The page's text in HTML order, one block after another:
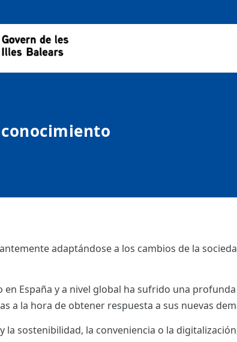
adaptándose a los cambios de la
España y a nivel global ha sufrido una
a la hora de obtener respuesta a sus nuevas
sostenibilidad, la conveniencia o la